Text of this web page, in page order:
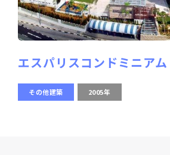
エスパリスコンドミニアム
その他建築 2005年